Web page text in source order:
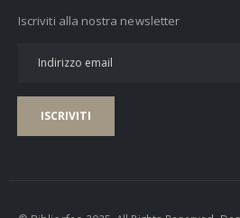
Iscriviti alla nostra newsletter
ISCRIVITI